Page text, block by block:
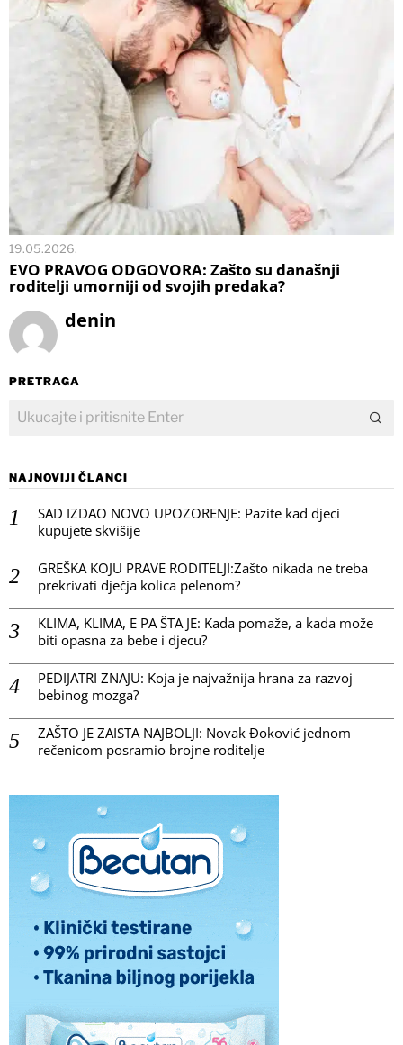
19.05.2026.
EVO PRAVOG ODGOVORA: Zašto su današnji
roditelji umorniji od svojih predaka?
denin
PRETRAGA
NAJNOVIJI ČLANCI
SAD IZDAO NOVO UPOZORENJE: Pazite kad djeci
kupujete skvišije
GREŠKA KOJU PRAVE RODITELJI:Zašto nikada ne treba
prekrivati dječja kolica pelenom?
KLIMA, KLIMA, E PA ŠTA JE: Kada pomaže, a kada može
biti opasna za bebe i djecu?
PEDIJATRI ZNAJU: Koja je najvažnija hrana za razvoj
bebinog mozga?
ZAŠTO JE ZAISTA NAJBOLJI: Novak Đoković jednom
rečenicom posramio brojne roditelje